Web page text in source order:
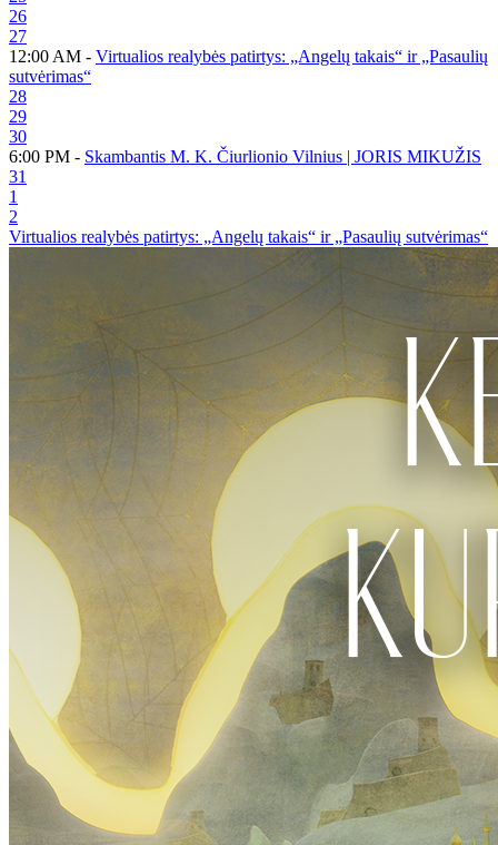
26
27
12:00 AM - Virtualios realybės patirtys: „Angelų takais“ ir „Pasaulių
sutvėrimas“
28
29
30
6:00 PM - Skambantis M. K. Čiurlionio Vilnius | JORIS MIKUŽIS
31
1
2
Virtualios realybės patirtys: „Angelų takais“ ir „Pasaulių sutvėrimas“